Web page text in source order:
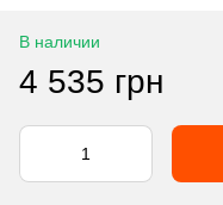
В наличии
4 535 грн